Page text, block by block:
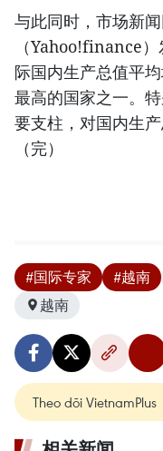
与此同时，市场新
（Yahoo!finance
际国内生产总值平
最高的国家之一。
要支柱，对国内生
（完）
#国际专家 #越南
越南
Theo dõi VietnamPlus